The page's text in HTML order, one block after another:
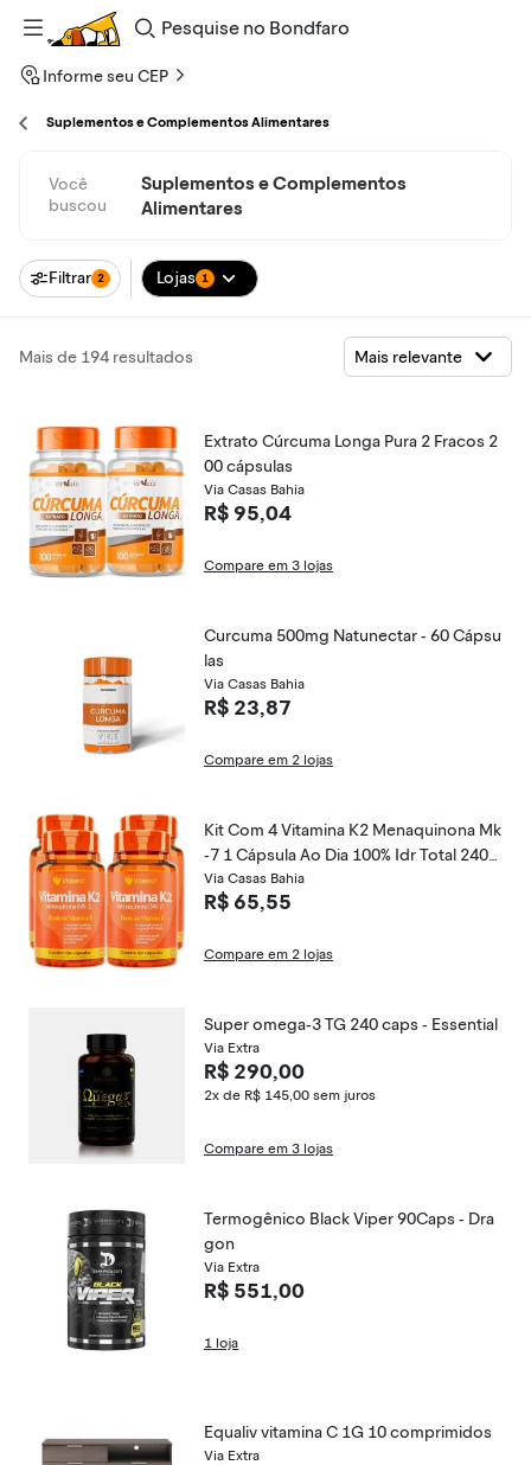
Pesquise
Bondfaro
Informe seu CEP
Suplementos e Complementos Alimentares
Você
buscou
Suplementos e Complementos
Alimentares
Filtrar 2 Lojas 1
Mais de 194 resultados
Extrato Cúrcuma Longa Pura 2 Fracos 2
00 cápsulas
Via Casas Bahia
R$ 95,04
Compare em 3 lojas
Curcuma 500mg Natunectar - 60 Cápsu
las
Via Casas Bahia
R$ 23,87
Compare em 2 lojas
Kit Com 4 Vitamina K2 Menaquinona Mk
-7 1 Cápsula Ao Dia 100% Idr Total 240
Cápsulas - Videira7
Via Casas Bahia
R$ 65,55
Compare em 2 lojas
Super omega-3 TG 240 caps - Essential
Via Extra
R$ 290,00
2x de R$ 145,00 sem juros
Compare em 3 lojas
Termogênico Black Viper 90Caps - Dra
gon
Via Extra
R$ 551,00
1 loja
Equaliv vitamina C 1G 10 comprimidos
Via Extra